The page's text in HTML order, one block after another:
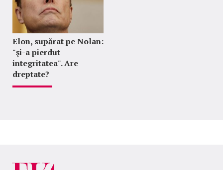
Elon, supărat pe Nolan:
"şi-a pierdut
integritatea". Are
dreptate?